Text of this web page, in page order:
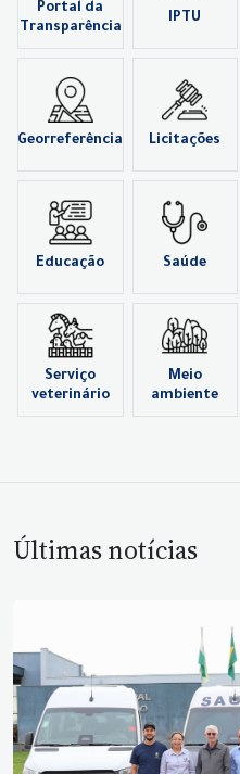
Portal da
Transparência
IPTU
Georreferência Licitações
Educação Saúde
Serviço
veterinário
Meio
ambiente
Últimas notícias